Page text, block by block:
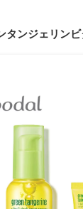
ンジェリンビ